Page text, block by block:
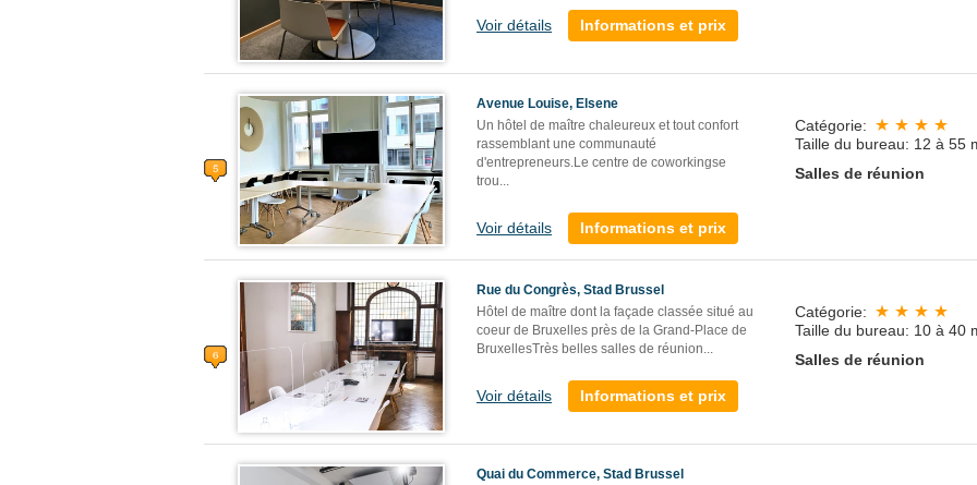
Voir détails Informations et prix
Avenue Louise, Elsene
Un hôtel de maître chaleureux et tout confort
rassemblant une communauté
d'entrepreneurs.Le centre de coworkingse
trou...
Voir détails Informations et prix
Catégorie:
Taille du bureau: 12 à 55
Salles de réunion
Rue du Congrès, Stad Brussel
Hôtel de maître dont la façade classée situé au
coeur de Bruxelles près de la Grand-Place de
BruxellesTrès belles salles de réunion...
Voir détails Informations et prix
Catégorie:
Taille du bureau: 10 à 40
Salles de réunion
Quai du Commerce, Stad Brussel